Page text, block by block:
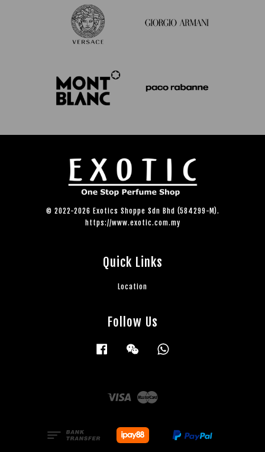
© 2022-2026 Exotics Shoppe Sdn Bhd (584299-M).
https://www.exotic.com.my
Quick Links
Location
Follow Us
Facebook Wechat
Visa